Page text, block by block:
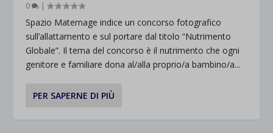
0
|
Spazio Maternage indice un concorso fotografico
sull’allattamento e sul portare dal titolo “Nutrimento
Globale”. Il tema del concorso è il nutrimento che ogni
genitore e familiare dona al/alla proprio/a bambino/a...
PER SAPERNE DI PIÙ